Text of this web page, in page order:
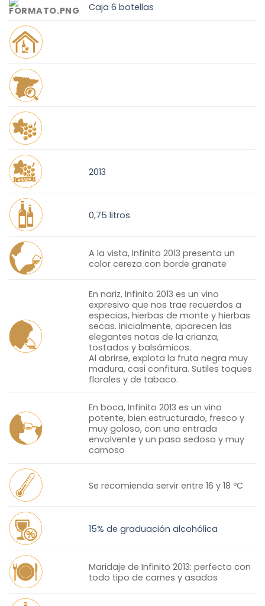
Caja 6 botellas
2013
0,75 litros
A la vista, Infinito 2013 presenta un
color cereza con borde granate
En nariz, Infinito 2013 es un vino
expresivo que nos trae recuerdos a
especias, hierbas de monte y hierbas
secas. Inicialmente, aparecen las
elegantes notas de la crianza,
tostados y balsámicos.
Al abrirse, explota la fruta negra muy
madura, casi confitura. Sutiles toques
florales y de tabaco.
En boca, Infinito 2013 es un vino
potente, bien estructurado, fresco y
muy goloso, con una entrada
envolvente y un paso sedoso y muy
carnoso
Se recomienda servir entre 16 y 18 ºC
15% de graduación alcohólica
Maridaje de Infinito 2013: perfecto con
todo tipo de carnes y asados